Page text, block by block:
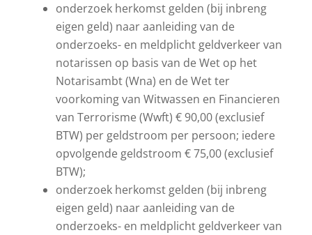
onderzoek herkomst gelden (bij inbreng
eigen geld) naar aanleiding van de
onderzoeks- en meldplicht geldverkeer van
notarissen op basis van de Wet op het
Notarisambt (Wna) en de Wet ter
voorkoming van Witwassen en Financieren
van Terrorisme (Wwft) € 90,00 (exclusief
BTW) per geldstroom per persoon; iedere
opvolgende geldstroom € 75,00 (exclusief
BTW);
onderzoek herkomst gelden (bij inbreng
eigen geld) naar aanleiding van de
onderzoeks- en meldplicht geldverkeer van